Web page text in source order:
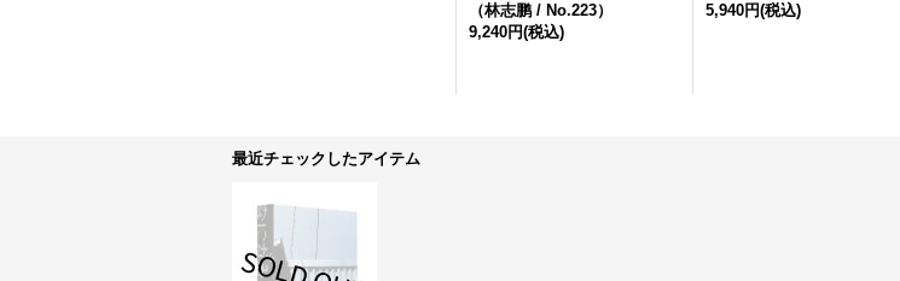
（林志鹏 / No.223）
9,240円(税込)
5,940円(税込)
最近チェックしたアイテム